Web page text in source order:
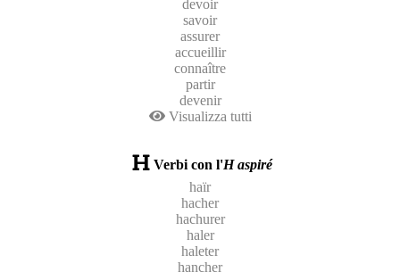
devoir
savoir
assurer
accueillir
connaître
partir
devenir
Visualizza tutti
Verbi con l'H aspiré
haïr
hacher
hachurer
haler
haleter
hancher